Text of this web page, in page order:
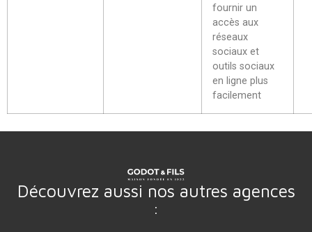
fournir un
accès aux
réseaux
sociaux et
outils sociaux
en ligne plus
facilement
Découvrez aussi nos autres agences
: